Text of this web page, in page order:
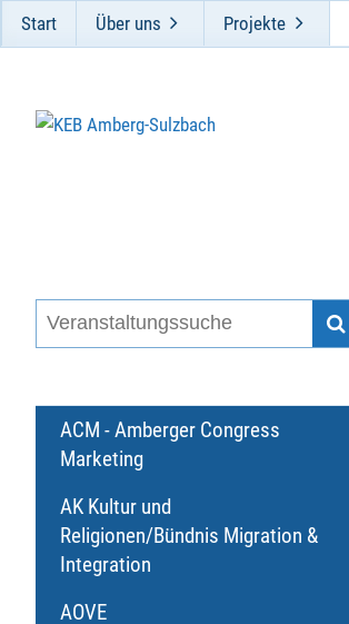
Start Über uns Projekte
ACM - Amberger Congress
Marketing
AK Kultur und
Religionen/Bündnis Migration &
Integration
AOVE